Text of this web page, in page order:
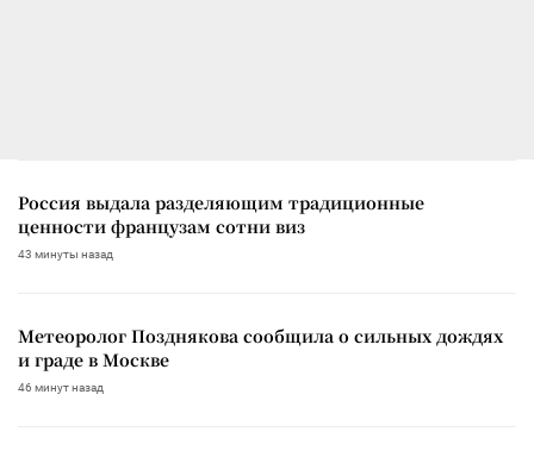
Россия выдала разделяющим традиционные
ценности французам сотни виз
43 минуты назад
Метеоролог Позднякова сообщила о сильных дождях
и граде в Москве
46 минут назад